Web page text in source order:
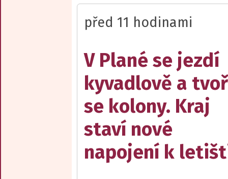
před 11 hodinami
V Plané se jezdí
kyvadlově a
se kolony. Kraj
staví nové
napojení k